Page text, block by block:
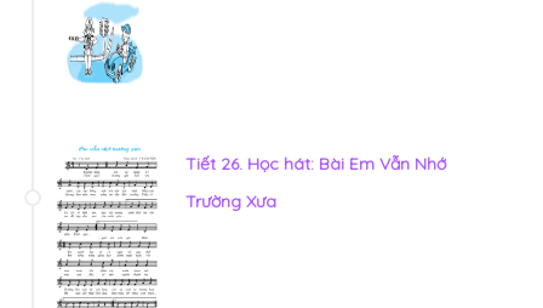
Tiết 26. Học hát: Bài Em Vẫn Nhớ
Trường Xưa